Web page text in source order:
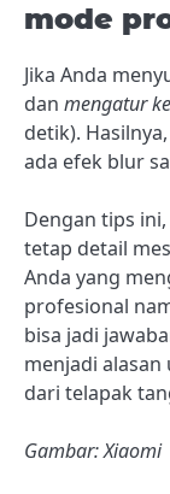
mode
Jika Anda
dan mengatur
detik).
ada efek blur
Dengan tips
tetap detail
Anda yang
profesional
bisa jadi
menjadi
dari telapak
Gambar: Xiaomi